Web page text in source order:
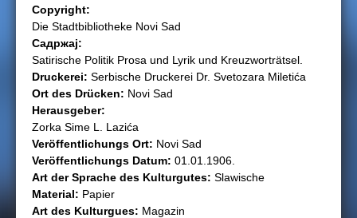
r
Copyright:
Die Stadtbibliotheke Novi Sad
Садржај:
Satirische Politik Prosa und Lyrik und Kreuzworträtsel.
Druckerei: Serbische Druckerei Dr. Svetozara Miletića
Ort des Drücken: Novi Sad
Herausgeber:
Zorka Sime L. Lazića
Veröffentlichungs Ort: Novi Sad
Veröffentlichungs Datum: 01.01.1906.
Art der Sprache des Kulturgutеs: Slawische
Material: Papier
Art des Kulturguеs: Magazin